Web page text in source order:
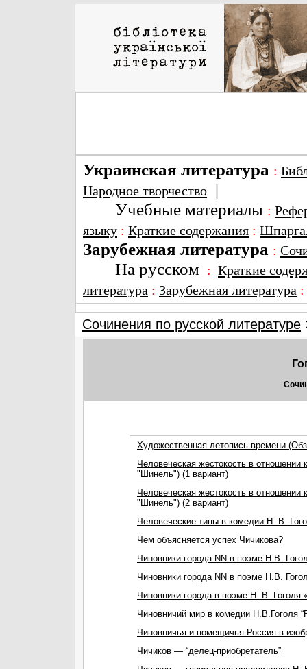
Украинская литература :
Народное творчество |
Учебные материалы :
языку : Краткие содержания :
Зарубежная литература :
На русском : Краткие
литература : Зарубежная литература
Сочинения по русской литературе
Художественная летопись времени
Человеческая жестокость в
"Шинель") (1 вариант)
Человеческая жестокость в
"Шинель") (2 вариант)
Человеческие типы в комедии Н. В.
Чем объясняется успех Чичикова?
Чиновники города NN в поэме Н.В.
Чиновники города NN в поэме Н.В.
Чиновники города в поэме Н. В.
Чиновничий мир в комедии Н.В.Гоголя
Чиновничья и помещичья Россия в
Чичиков — “делец-приобретатель”